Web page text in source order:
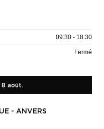
09:30 - 18:30
Fermé
8 août.
- ANVERS